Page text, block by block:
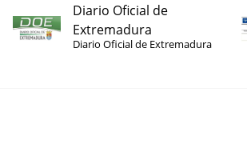
Diario Oficial de
Extremadura
Diario Oficial de Extremadura